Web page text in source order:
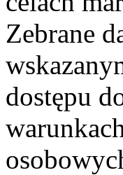
Zebrane
dostępu